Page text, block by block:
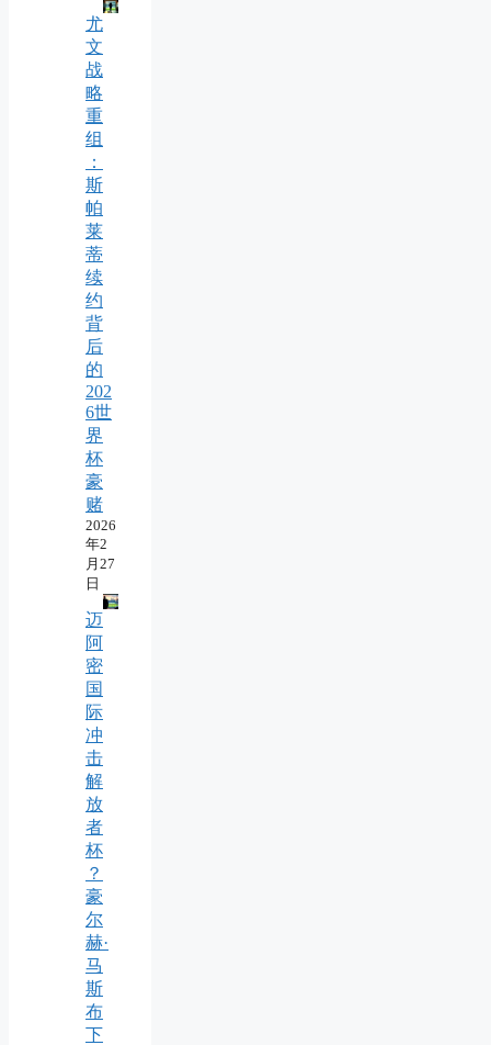
尤
文
战
略
重
组
：
斯
帕
莱
蒂
续
约
背
后
的
202
6世
界
杯
豪
赌
2026
年2
月27
日
迈
阿
密
国
际
冲
击
解
放
者
杯
？
豪
尔
赫·
马
斯
布
下